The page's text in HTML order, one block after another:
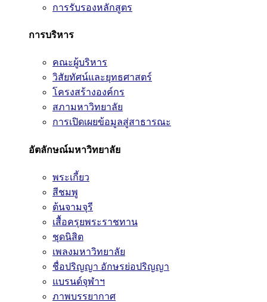
การรับรองหลักสูตร
การบริหาร
คณะผู้บริหาร
วิสัยทัศน์และยุทธศาสตร์
โครงสร้างองค์กร
สภามหาวิทยาลัย
การเปิดเผยข้อมูลสู่สาธารณะ
อัตลักษณ์มหาวิทยาลัย
พระเกี้ยว
สีชมพู
ต้นจามจุรี
เสื้อครุยพระราชทาน
ชุดนิสิต
เพลงมหาวิทยาลัย
ชื่อปริญญา อักษรย่อปริญญา
แบรนด์จุฬาฯ
ภาพบรรยากาศ